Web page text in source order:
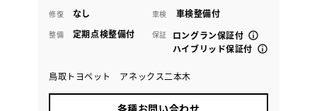
修復 なし 車検 車検整備付
整備 定期点検整備付 保証
ロングラン保証付
ハイブリッド保証付
鳥取トヨペット アネックス二本木